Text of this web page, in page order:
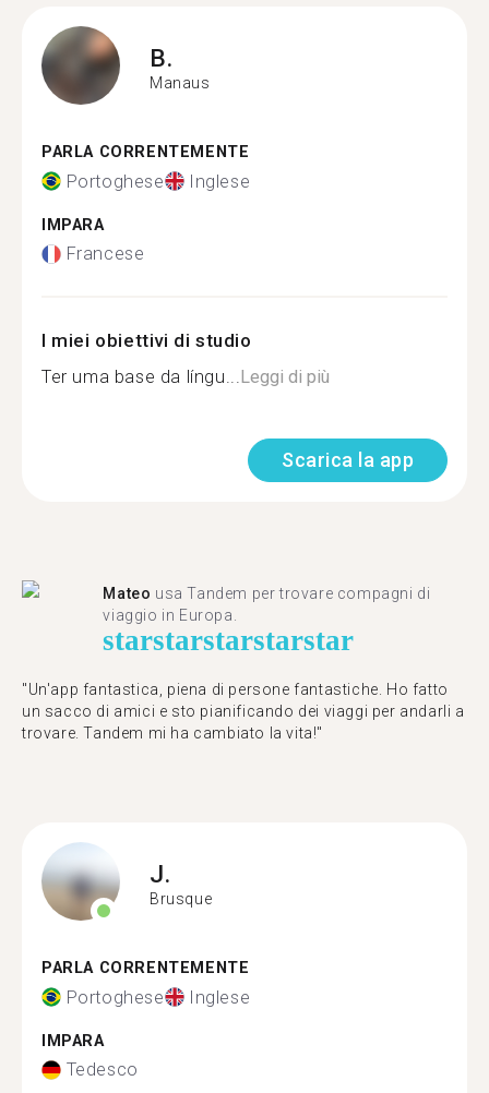
B.
Manaus
PARLA CORRENTEMENTE
Portoghese Inglese
IMPARA
Francese
I miei obiettivi di studio
Ter uma base da língu...Leggi di più
Scarica la app
Mateo usa Tandem per trovare compagni di
viaggio in Europa.
starstarstarstarstar
"Un'app fantastica, piena di persone fantastiche. Ho fatto
un sacco di amici e sto pianificando dei viaggi per andarli a
trovare. Tandem mi ha cambiato la vita!"
J.
Brusque
PARLA CORRENTEMENTE
Portoghese Inglese
IMPARA
Tedesco